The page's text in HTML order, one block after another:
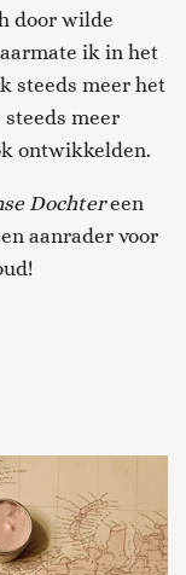
door wilde
ik in het
steeds meer het
meer
ontwikkelden.
Dochtereen
aanrader voor